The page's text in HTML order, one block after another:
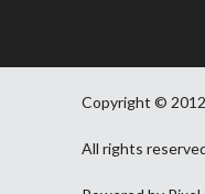
Copyright ©
All rights